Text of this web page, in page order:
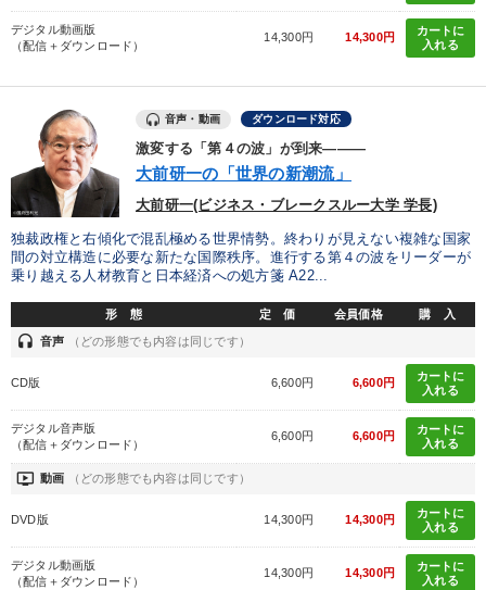
デジタル動画版
（配信＋ダウンロード）
14,300円 14,300円
カートに
入れる
音声・動画 ダウンロード対応
激変する「第４の波」が到来―――
大前研一の「世界の新潮流」
大前研一(ビジネス・ブレークスルー大学 学長)
独裁政権と右傾化で混乱極める世界情勢。終わりが見えない複雑な国家
間の対立構造に必要な新たな国際秩序。進行する第４の波をリーダーが
乗り越える人材教育と日本経済への処方箋 A22...
形 態 定 価 会員価格 購 入
headset 音声 （どの形態でも内容は同じです）
CD版 6,600円 6,600円
カートに
入れる
デジタル音声版
（配信＋ダウンロード）
6,600円 6,600円
カートに
入れる
ondemand_video 動画 （どの形態でも内容は同じです）
DVD版 14,300円 14,300円
カートに
入れる
デジタル動画版
（配信＋ダウンロード）
14,300円 14,300円
カートに
入れる